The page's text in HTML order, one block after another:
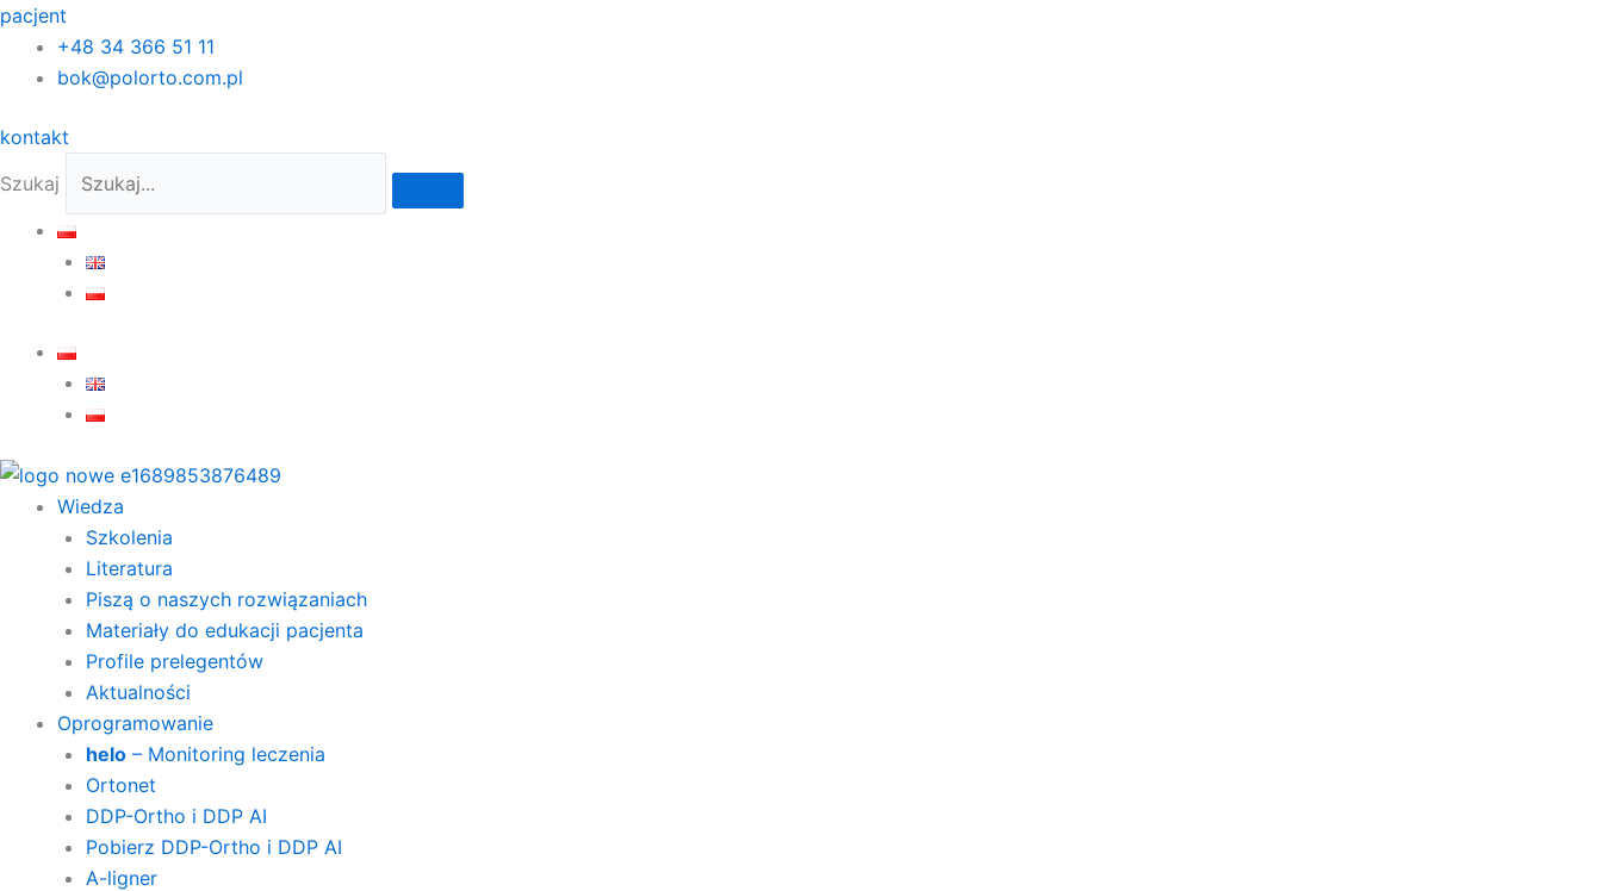
Przejdź
treści
pacjent
+48 34 366 51 11
bok@polorto.com.pl
kontakt
Szukaj
Wiedza
Szkolenia
Literatura
Piszą o naszych rozwiązaniach
Materiały do edukacji pacjenta
Profile prelegentów
Aktualności
Oprogramowanie
helo – Monitoring leczenia
Ortonet
DDP-Ortho i DDP AI
Pobierz DDP-Ortho i DDP AI
A-ligner